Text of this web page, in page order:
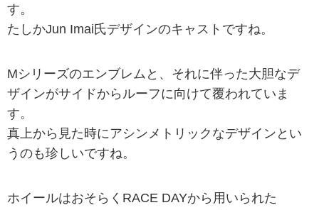
す。
たしかJun Imai氏デザインのキャストですね。
Mシリーズのエンブレムと、それに伴った大胆なデ
ザインがサイドからルーフに向けて覆われていま
す。
真上から見た時にアシンメトリックなデザインとい
うのも珍しいですね。
ホイールはおそらくRACE DAYから用いられた